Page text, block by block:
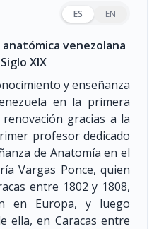
ES EN
venezolana
XIX
y enseñanza
en la primera
gracias a la
profesor dedicado
de Anatomía en el
Vargas Ponce, quien
entre 1802 y 1808,
en Europa, y luego
ella, en Caracas entre